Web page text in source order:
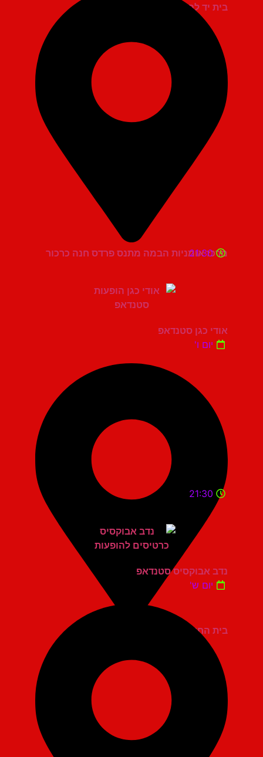
בית יד לבנים אשדוד
מרכז אומניות הבמה מתנס פרדס חנה כרכור
21:30
אודי כגן סטנדאפ
יום ו'
בית החייל תל אביב
21:30
נדב אבוקסיס סטנדאפ
יום ש'